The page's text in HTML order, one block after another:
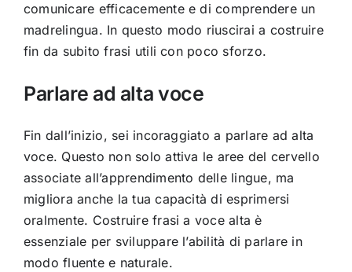
comunicare efficacemente e di comprendere un
madrelingua. In questo modo riuscirai a costruire
fin da subito frasi utili con poco sforzo.
Parlare ad alta voce
Fin dall’inizio, sei incoraggiato a parlare ad alta
voce. Questo non solo attiva le aree del cervello
associate all’apprendimento delle lingue, ma
migliora anche la tua capacità di esprimersi
oralmente. Costruire frasi a voce alta è
essenziale per sviluppare l’abilità di parlare in
modo fluente e naturale.